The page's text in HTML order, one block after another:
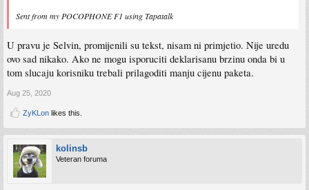
Sent from my POCOPHONE F1 using Tapatalk
U pravu je Selvin, promijenili su tekst, nisam ni primjetio. Nije uredu
ovo sad nikako. Ako ne mogu isporuciti deklarisanu brzinu onda bi u
tom slucaju korisniku trebali prilagoditi manju cijenu paketa.
Aug 25, 2020
ZyKLon likes this.
kolinsb
Veteran foruma